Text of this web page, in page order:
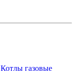
Котлы газовые